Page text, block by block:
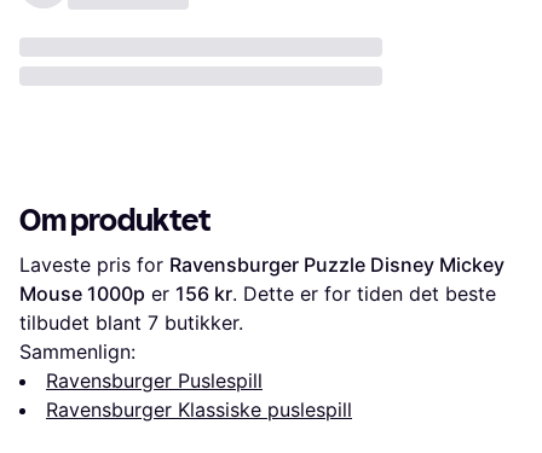
Om produktet
Laveste pris for Ravensburger Puzzle Disney Mickey
Mouse 1000p er 156 kr. Dette er for tiden det beste
tilbudet blant 7 butikker.
Sammenlign:
Ravensburger Puslespill
Ravensburger Klassiske puslespill